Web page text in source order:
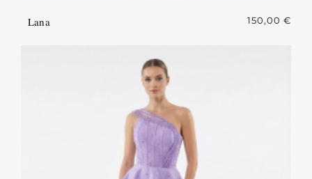
Lana 150,00 €